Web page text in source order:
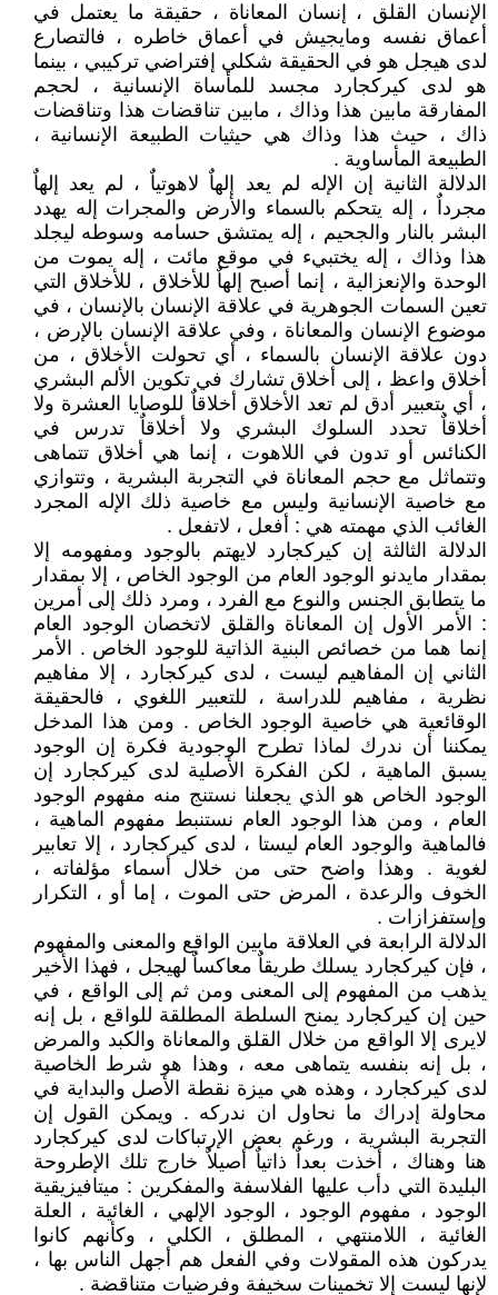
الإنسان القلق ، إنسان المعاناة ، حقيقة ما يعتمل في
أعماق نفسه ومايجيش في أعماق خاطره ، فالتصارع
لدى هيجل هو في الحقيقة شكلي إفتراضي تركيبي ، بينما
هو لدى كيركجارد مجسد للمأساة الإنسانية ، لحجم
المفارقة مابين هذا وذاك ، مابين تناقضات هذا وتناقضات
ذاك ، حيث هذا وذاك هي حيثيات الطبيعة الإنسانية ،
الطبيعة المأساوية .
الدلالة الثانية إن الإله لم يعد إلهاٌ لاهوتياٌ ، لم يعد إلهاٌ
مجرداٌ ، إله يتحكم بالسماء والأرض والمجرات إله يهدد
البشر بالنار والجحيم ، إله يمتشق حسامه وسوطه ليجلد
هذا وذاك ، إله يختبيء في موقع مائت ، إله يموت من
الوحدة والإنعزالية ، إنما أصبح إلهاٌ للأخلاق ، للأخلاق التي
تعين السمات الجوهرية في علاقة الإنسان بالإنسان ، في
موضوع الإنسان والمعاناة ، وفي علاقة الإنسان بالإرض ،
دون علاقة الإنسان بالسماء ، أي تحولت الأخلاق ، من
أخلاق واعظ ، إلى أخلاق تشارك في تكوين الألم البشري
، أي بتعبير أدق لم تعد الأخلاق أخلاقاٌ للوصايا العشرة ولا
أخلاقاٌ تحدد السلوك البشري ولا أخلاقاٌ تدرس في
الكنائس أو تدون في اللاهوت ، إنما هي أخلاق تتماهى
وتتماثل مع حجم المعاناة في التجربة البشرية ، وتتوازي
مع خاصية الإنسانية وليس مع خاصية ذلك الإله المجرد
الغائب الذي مهمته هي : أفعل ، لاتفعل .
الدلالة الثالثة إن كيركجارد لايهتم بالوجود ومفهومه إلا
بمقدار مايدنو الوجود العام من الوجود الخاص ، إلا بمقدار
ما يتطابق الجنس والنوع مع الفرد ، ومرد ذلك إلى أمرين
: الأمر الأول إن المعاناة والقلق لاتخصان الوجود العام
إنما هما من خصائص البنية الذاتية للوجود الخاص . الأمر
الثاني إن المفاهيم ليست ، لدى كيركجارد ، إلا مفاهيم
نظرية ، مفاهيم للدراسة ، للتعبير اللغوي ، فالحقيقة
الوقائعية هي خاصية الوجود الخاص . ومن هذا المدخل
يمكننا أن ندرك لماذا تطرح الوجودية فكرة إن الوجود
يسبق الماهية ، لكن الفكرة الأصلية لدى كيركجارد إن
الوجود الخاص هو الذي يجعلنا نستنج منه مفهوم الوجود
العام ، ومن هذا الوجود العام نستنبط مفهوم الماهية ،
فالماهية والوجود العام ليستا ، لدى كيركجارد ، إلا تعابير
لغوية . وهذا واضح حتى من خلال أسماء مؤلفاته ،
الخوف والرعدة ، المرض حتى الموت ، إما أو ، التكرار
وإستفزازات .
الدلالة الرابعة في العلاقة مابين الواقع والمعنى والمفهوم
، فإن كيركجارد يسلك طريقاٌ معاكساٌ لهيجل ، فهذا الأخير
يذهب من المفهوم إلى المعنى ومن ثم إلى الواقع ، في
حين إن كيركجارد يمنح السلطة المطلقة للواقع ، بل إنه
لايرى إلا الواقع من خلال القلق والمعاناة والكبد والمرض
، بل إنه بنفسه يتماهى معه ، وهذا هو شرط الخاصية
لدى كيركجارد ، وهذه هي ميزة نقطة الأصل والبداية في
محاولة إدراك ما نحاول ان ندركه . ويمكن القول إن
التجربة البشرية ، ورغم بعض الإرتباكات لدى كيركجارد
هنا وهناك ، أخذت بعداٌ ذاتياٌ أصيلاٌ خارج تلك الإطروحة
البليدة التي دأب عليها الفلاسفة والمفكرين : ميتافيزيقية
الوجود ، مفهوم الوجود ، الوجود الإلهي ، الغائية ، العلة
الغائية ، اللامنتهي ، المطلق ، الكلي ، وكأنهم كانوا
يدركون هذه المقولات وفي الفعل هم أجهل الناس بها ،
لإنها ليست إلا تخمينات سخيفة وفرضيات متناقضة .